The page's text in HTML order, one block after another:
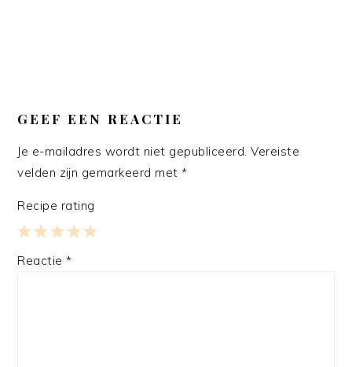
GEEF EEN REACTIE
Je e-mailadres wordt niet gepubliceerd. Vereiste
velden zijn gemarkeerd met*
Recipe rating
4
3
2
1
Reactie*